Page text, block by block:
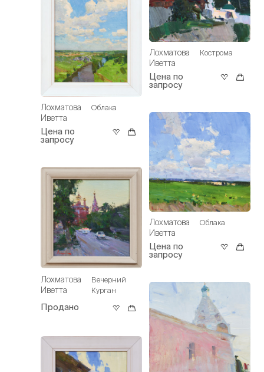
Лохматова
Иветта
Облака
Цена по
запросу
Лохматова
Иветта
Вечерний
Курган
Продано
Лохматова
Иветта
Кострома
Цена по
запросу
Лохматова
Иветта
Облака
Цена по
запросу